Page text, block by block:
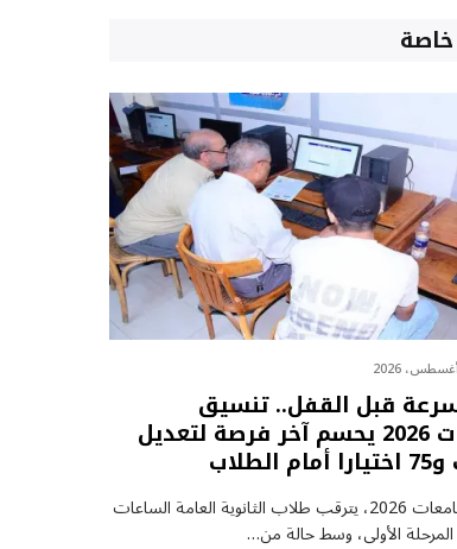
خاصة
قبل القفل.. تنسيق
الجامعات 2026 يحسم آخر فرصة لتعديل
تنسيق الجامعات 2026، يترقب طلاب الثانوية العامة الساعات
المرحلة الأولى، وسط حالة من…